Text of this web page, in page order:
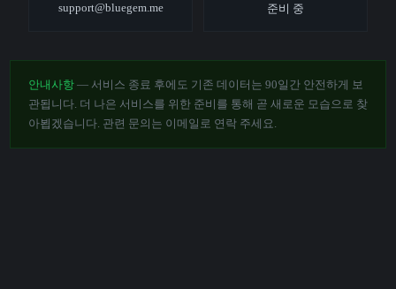
support@bluegem.me 준비 중
안내사항 — 서비스 종료 후에도 기존 데이터는 90일간 안전하게 보
관됩니다. 더 나은 서비스를 위한 준비를 통해 곧 새로운 모습으로 찾
아뵙겠습니다. 관련 문의는 이메일로 연락 주세요.